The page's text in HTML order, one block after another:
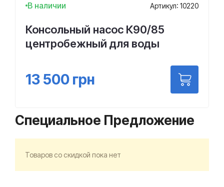
В наличии Артикул: 10220
Консольный насос К90/85
центробежный для воды
13 500 грн
Специальное Предложение
Товаров со скидкой пока нет